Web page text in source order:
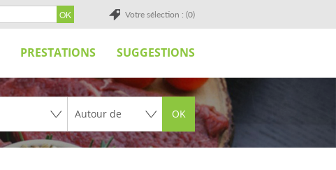
Votre sélection : (0)
PRESTATIONS SUGGESTIONS
OK